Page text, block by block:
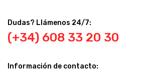
Dudas? Llámenos 24/7:
(+34) 608 33 20 30
Información de contacto: